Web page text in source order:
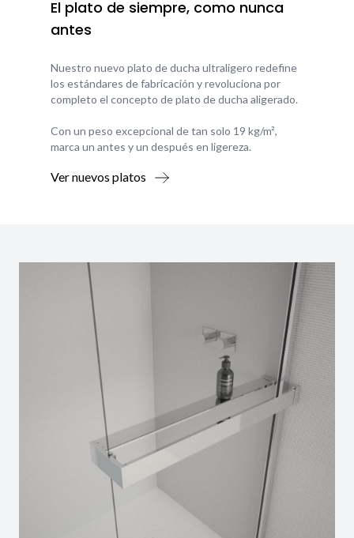
El plato de siempre, como nunca
antes
Nuestro nuevo plato de ducha ultraligero redefine
los estándares de fabricación y revoluciona por
completo el concepto de plato de ducha aligerado.
Con un peso excepcional de tan solo 19 kg/m²,
marca un antes y un después en ligereza.
Ver nuevos platos